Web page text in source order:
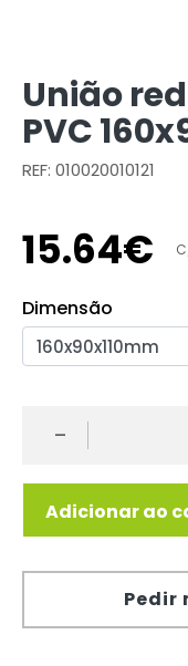
União
PVC
REF: 010020010121
15.64€
Dimensão
-
Adicionar ao
Pedir